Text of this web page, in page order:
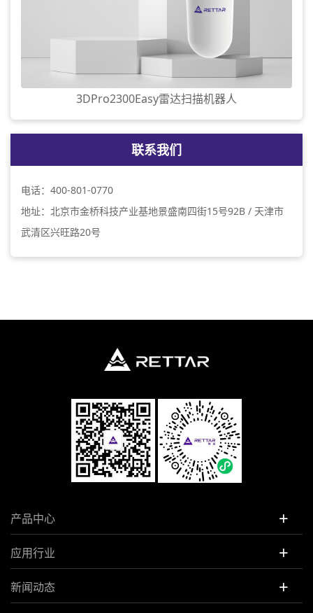
3DPro2300Easy雷达扫描机器人
联系我们
电话：400-801-0770
地址：北京市金桥科技产业基地景盛南四街15号92B / 天津市
武清区兴旺路20号
产品中心 +
应用行业 +
新闻动态 +